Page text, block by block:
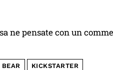
ne pensate con un
BEAR KICKSTARTER